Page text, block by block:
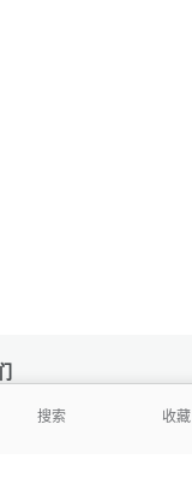
搜索 收藏
工具做成批量处理的产品